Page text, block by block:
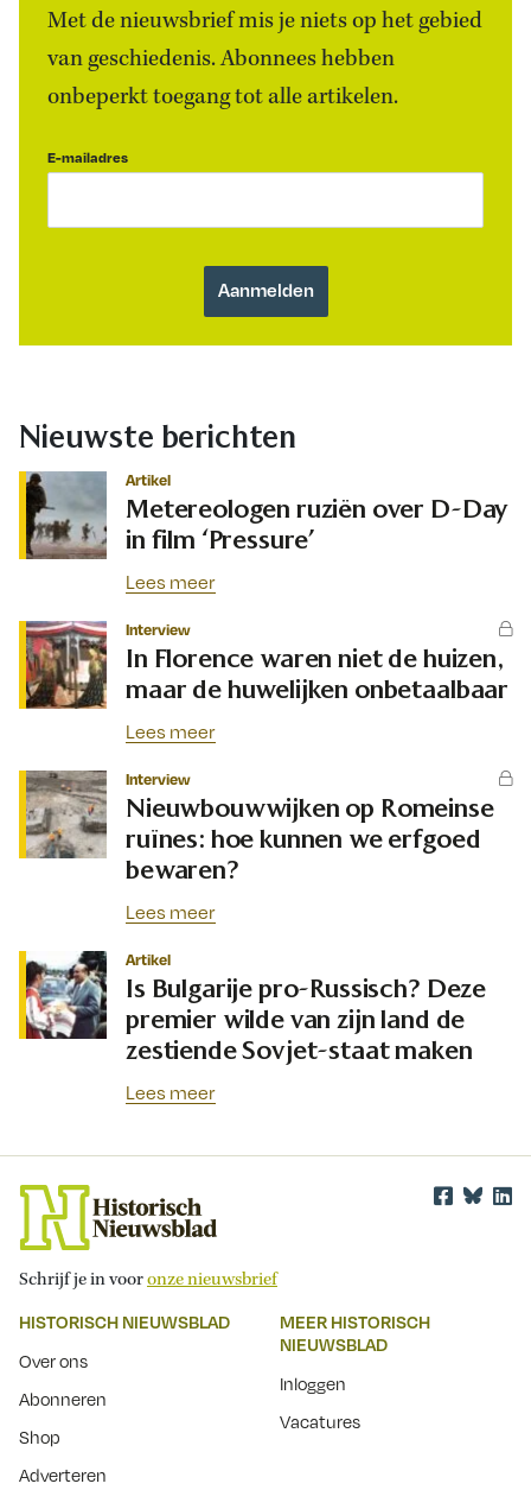
Met de nieuwsbrief mis je niets op het gebied
van geschiedenis. Abonnees hebben
onbeperkt toegang tot alle artikelen.
E-mailadres
Nieuwste berichten
Artikel
Metereologen ruziën over D-Day
in film ‘Pressure’
Lees meer
Interview
In Florence waren niet de huizen,
maar de huwelijken onbetaalbaar
Lees meer
Interview
Nieuwbouwwijken op Romeinse
ruïnes: hoe kunnen we erfgoed
bewaren?
Lees meer
Artikel
Is Bulgarije pro-Russisch? Deze
premier wilde van zijn land de
zestiende Sovjet-staat maken
Lees meer
Schrijf je in vooronze nieuwsbrief
HISTORISCH NIEUWSBLAD
Over ons
Abonneren
Shop
Adverteren
MEER HISTORISCH
NIEUWSBLAD
Inloggen
Vacatures